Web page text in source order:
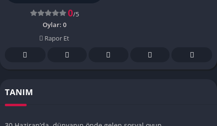
0/5
Oylar: 0
Rapor Et
TANIM